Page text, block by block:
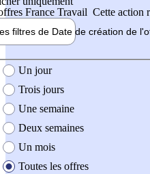
France Travail Cette action
filtres de Date de création de
création de l'offre
Un jour
Trois jours
Une semaine
Deux semaines
Un mois
Toutes les offres